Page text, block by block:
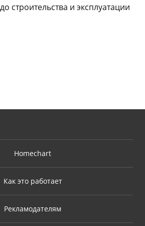
строительства и эксплуатации
Homechart
Как это работает
Рекламодателям